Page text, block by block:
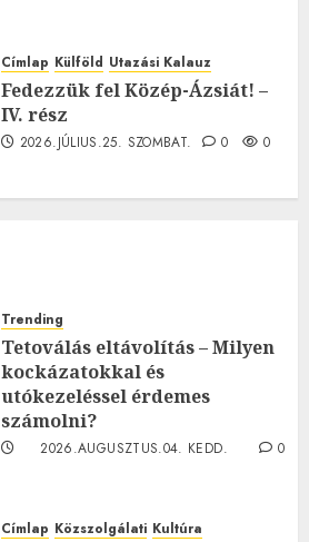
Címlap Külföld Utazási Kalauz
Fedezzük fel Közép-Ázsiát! –
IV. rész
2026.JÚLIUS.25. SZOMBAT. 0 0
Trending
Tetoválás eltávolítás – Milyen
kockázatokkal és
utókezeléssel érdemes
számolni?
2026.AUGUSZTUS.04. KEDD.
0
Címlap Közszolgálati Kultúra